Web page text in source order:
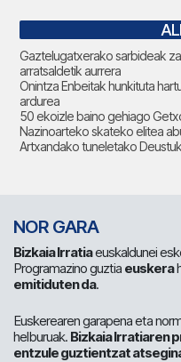
Gaztelugatxerako sarbideak
arratsaldetik aurrera
Onintza Enbeitak hunkituta
ardurea
50 ekoizle baino gehiago
Nazinoarteko skateko elitea
Artxandako tuneletako
NOR GARA
Bizkaia Irratiaeuskaldunei
Programazino guztia euskera
emitiduten da.
Euskerearen garapena eta
helburuak. Bizkaia Irratiaren
entzule guztientzat